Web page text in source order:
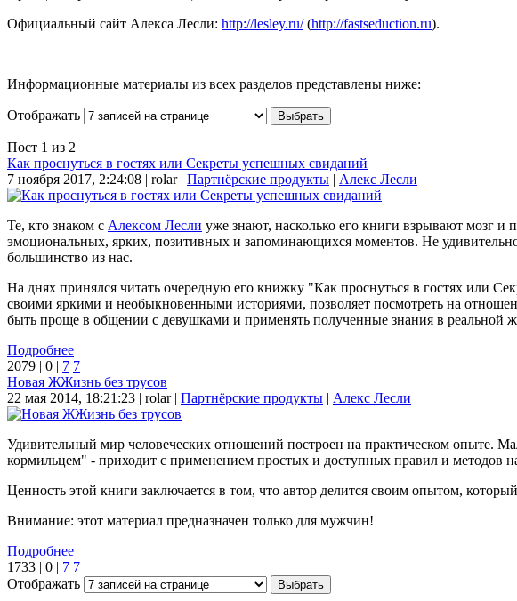
Официальный сайт Алекса Лесли: http://lesley.ru/(http://fastseduction.ru).
Информационные материалы из всех разделов представлены ниже:
Отображать
Пост 1 из 2
Как проснуться в гостях или Секреты успешных свиданий
7 ноября 2017, 2:24:08 | rolar | Партнёрские продукты | Алекс Лесли
Те, кто знаком с Алексом Лесли уже знают, насколько его книги взрывают мозг
эмоциональных, ярких, позитивных и запоминающихся моментов. Не
большинство из нас.
На днях принялся читать очередную его книжку "Как проснуться в гостях или
своими яркими и необыкновенными историями, позволяет посмотреть на
быть проще в общении с девушками и применять полученные знания в реальной
Подробнее
2079 | 0 | 7 7
Новая ЖЖизнь без трусов
22 мая 2014, 18:21:23 | rolar | Партнёрские продукты | Алекс Лесли
Удивительный мир человеческих отношений построен на практическом опыте.
кормильцем" - приходит с применением простых и доступных правил и методов
Ценность этой книги заключается в том, что автор делится своим опытом,
Внимание: этот материал предназначен только для мужчин!
Подробнее
1733 | 0 | 7 7
Отображать